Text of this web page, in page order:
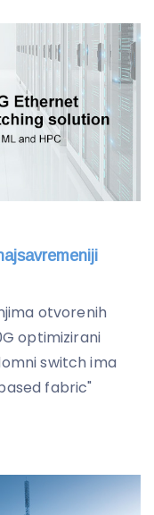
otvorenih
optimizirani
switch ima
fabric"